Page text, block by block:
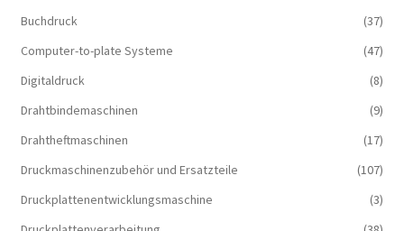
Buchdruck
(37)
Computer-to-plate Systeme
(47)
Digitaldruck
(8)
Drahtbindemaschinen
(9)
Drahtheftmaschinen
(17)
Druckmaschinenzubehör und Ersatzteile
(107)
Druckplattenentwicklungsmaschine
(3)